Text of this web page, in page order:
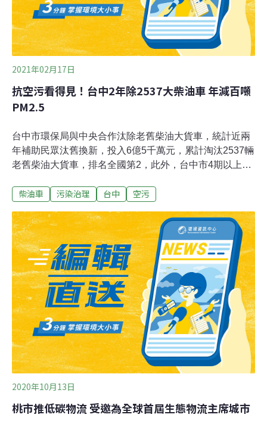
2021年02月17日
抗空污看得見！台中2年除2537大柴油車 年減百噸
PM2.5
台中市環保局與中央合作汰除老舊柴油大貨車，統計近兩
年補助民眾汰舊換新，投入6億5千萬元，累計淘汰2537輛
老舊柴油大貨車，排名全國第2，此外，台中市4期以上新
94%。環保局局長陳宏益說，依環保署排放清冊顯示，移
約10%。而車齡超過20年的1、2期大型柴油車PM2.5排放
強度約為3期以上大型柴油車的4倍，目前設籍台中市1、2
期大型柴油車約8200輛，因此加速汰除高污染車輛是目前
改善柴油車污染的主要目標。2019、2020年累計汰除
2537輛老舊柴油大貨車，每年可減少149.1公噸PM2.5排
放量、16萬5882公噸碳排放量。環保局說明，今年1月1日
起，大型柴油車多元補助方案改由環保署單一窗口統一審
查、撥款（線上申請資訊系統https://dvs.epa.gov.tw/ ；服
務專線02-
柴油車 污染治理 台中 空污
2020年10月13日
桃市推低碳物流 受邀為全球首屆生態物流主席城市